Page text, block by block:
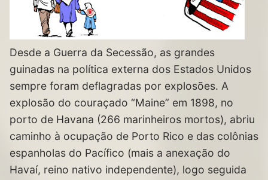
Desde a Guerra da Secessão, as grandes
guinadas na política externa dos Estados Unidos
sempre foram deflagradas por explosões. A
explosão do couraçado “Maine” em 1898, no
porto de Havana (266 marinheiros mortos), abriu
caminho à ocupação de Porto Rico e das colônias
espanholas do Pacífico (mais a anexação do
Havaí, reino nativo independente), logo seguida